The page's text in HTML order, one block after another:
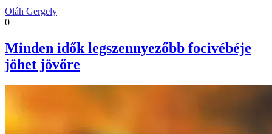
Oláh Gergely
0
Minden idők legszennyezőbb focivébéje
jöhet jövőre